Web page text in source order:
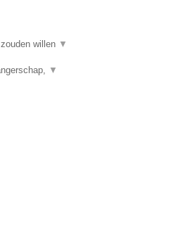
willen ▼
▼